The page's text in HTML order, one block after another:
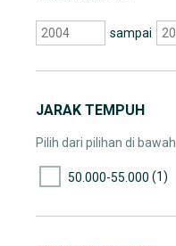
sampai
JARAK TEMPUH
Pilih dari pilihan di bawah
50.000-55.000 (1)